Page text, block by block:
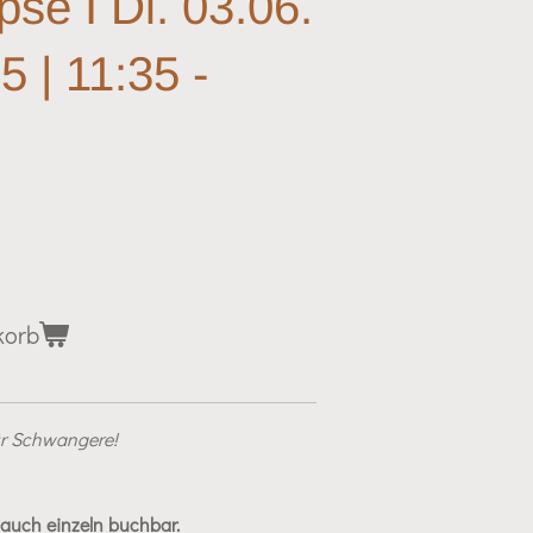
| 11:35 -
Schwangere!
einzeln buchbar.